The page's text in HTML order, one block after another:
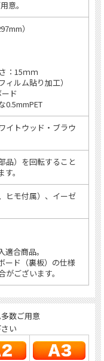
意。
）
：15ｍｍ
ィルム貼り加工）
ド
0.5mmPET
イトウッド・ブラウ
品）を回転すること
。
ヒモ付属）、イーゼ
合商品。
ード（裏板）の仕様
ございます。
数ご用意
い